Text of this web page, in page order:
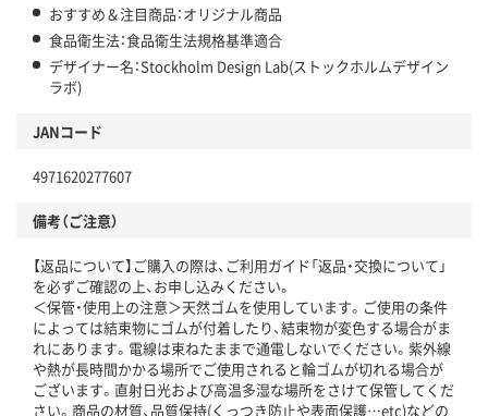
おすすめ＆注目商品：オリジナル商品
食品衛生法：食品衛生法規格基準適合
デザイナー名：Stockholm Design Lab(ストックホルムデザイン
ラボ)
JANコード
4971620277607
備考（ご注意）
【返品について】ご購入の際は、ご利用ガイド「返品・交換について」
を必ずご確認の上、お申し込みください。
＜保管・使用上の注意＞天然ゴムを使用しています。ご使用の条件
によっては結束物にゴムが付着したり、結束物が変色する場合がま
れにあります。電線は束ねたままで通電しないでください。紫外線
や熱が長時間かかる場所でご使用されると輪ゴムが切れる場合が
ございます。直射日光および高温多湿な場所をさけて保管してくだ
さい。商品の材質、品質保持(くっつき防止や表面保護…etc)などの